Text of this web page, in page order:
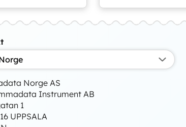
Norge AS
Instrument AB
1
UPPSALA